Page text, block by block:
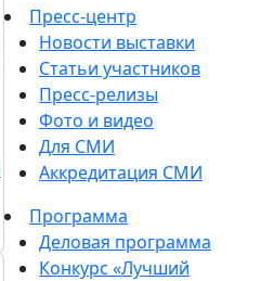
Пресс-центр
Новости выставки
Статьи участников
Пресс-релизы
Фото и видео
Для СМИ
Аккредитация СМИ
Программа
Деловая программа
Конкурс «Лучший